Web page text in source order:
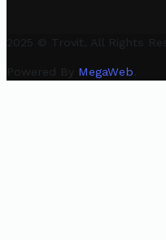
2025 © Trovit. All Rights
Powered By MegaWeb